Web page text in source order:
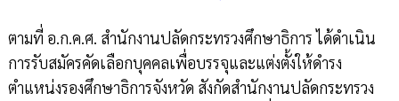
ตามที่ อ.ก.ค.ศ. สำนักงานปลัดกระทรวงศึกษาธิการ ได้ดำเนิน
การรับสมัครคัดเลือกบุคคลเพื่อบรรจุและแต่งตั้งให้ดำรง
ตำแหน่งรองศึกษาธิการจังหวัด สังกัดสำนักงานปลัดกระทรวง